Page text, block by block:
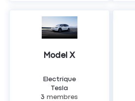
Model X
Electrique
Tesla
3 membres